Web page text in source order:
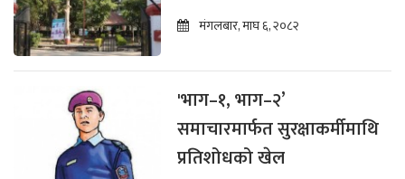
मंगलबार, माघ ६, २०८२
'भाग–१, भाग–२’
समाचारमार्फत सुरक्षाकर्मीमाथि
प्रतिशोधको खेल